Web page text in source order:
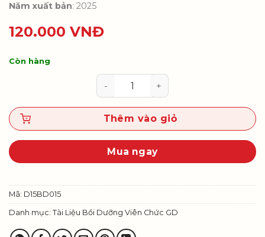
Năm xuất bản: 2025
120.000 VNĐ
Còn hàng
Tài liệu tập huấn Ứng dụng AI
Thêm vào giỏ
Mua ngay
Mã: D15BD015
Danh mục: Tài Liệu Bồi Dưỡng Viên Chức GD